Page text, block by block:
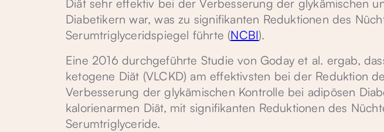
Diät sehr effektiv bei der Verbesserung der glykämischen
Diabetikern war, was zu signifikanten Reduktionen des
Serumtriglyceridspiegel führte (NCBI).
Eine 2016 durchgeführte Studie von Goday et al. ergab,
ketogene Diät (VLCKD) am effektivsten bei der Reduktion
Verbesserung der glykämischen Kontrolle bei adipösen
kalorienarmen Diät, mit signifikanten Reduktionen des
Serumtriglyceride.